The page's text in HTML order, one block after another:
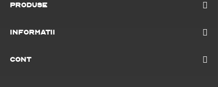
Produse
Informatii
Cont